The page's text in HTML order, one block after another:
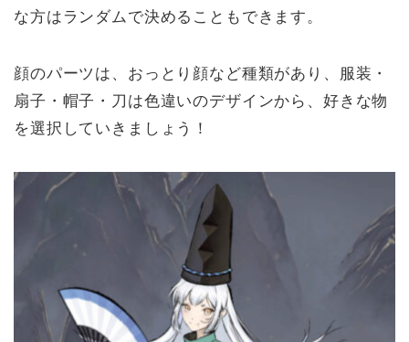
な方はランダムで決めることもできます。
顔のパーツは、おっとり顔など種類があり、服装・
扇子・帽子・刀は色違いのデザインから、好きな物
を選択していきましょう！